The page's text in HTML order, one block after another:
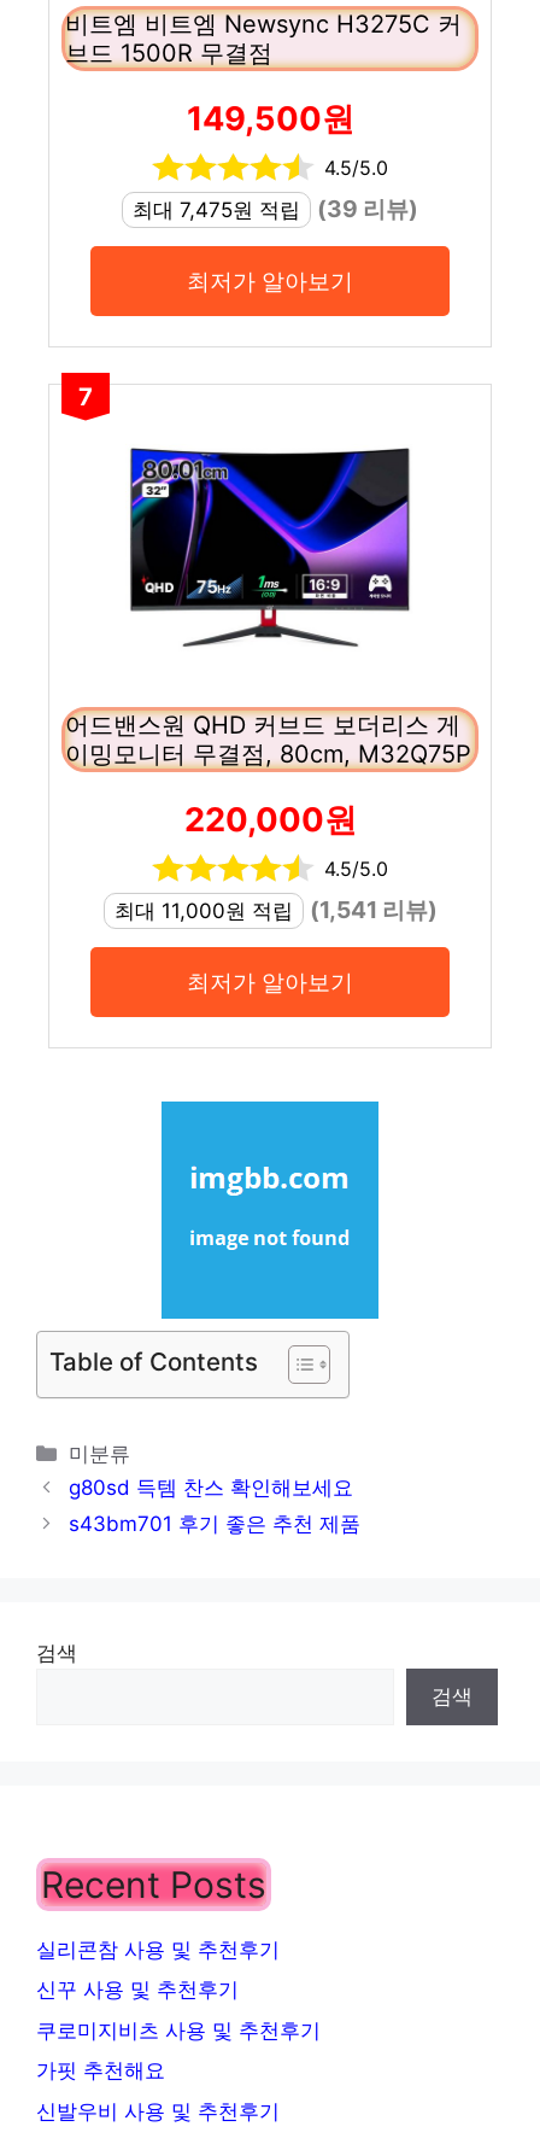
비트엠 비트엠 Newsync H3275C 커
브드 1500R 무결점
149,500원
4.5/5.0
최대 7,475원 적립
(39 리뷰)
최저가 알아보기
7
어드밴스원 QHD 커브드 보더리스 게
이밍모니터 무결점, 80cm, M32Q75P
220,000원
4.5/5.0
최대 11,000원 적립
(1,541 리뷰)
최저가 알아보기
Table of Contents
카
테
고
미분류
g80sd 득템 찬스 확인해보세요
s43bm701 후기 좋은 추천 제품
검색
검색
Recent Posts
실리콘참 사용 및 추천후기
신꾸 사용 및 추천후기
쿠로미지비츠 사용 및 추천후기
가핏 추천해요
신발우비 사용 및 추천후기